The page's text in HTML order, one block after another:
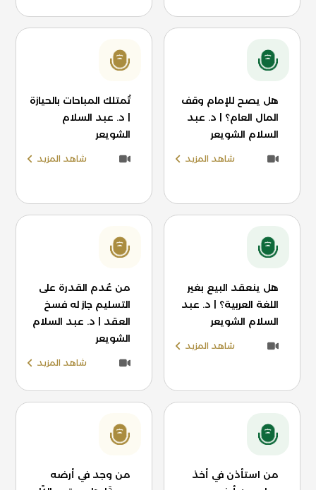
هل يصح للإمام وقف
المال العام؟ | د. عبد
السلام الشويعر
شاهد المزيد
تُمتلك المباحات بالحيازة
| د. عبد السلام
الشويعر
شاهد المزيد
هل ينعقد البيع بغير
اللغة العربية؟ | د. عبد
السلام الشويعر
شاهد المزيد
من عُدم القدرة على
التسليم جاز له فسخ
العقد | د. عبد السلام
الشويعر
شاهد المزيد
من استأذن في أخذ
من وجد في أرضه